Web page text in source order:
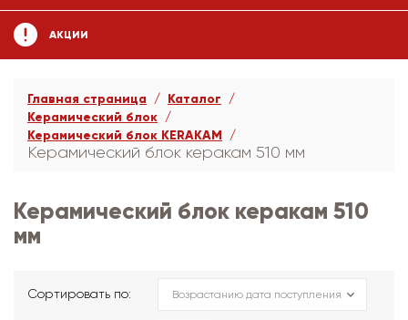
АКЦИИ
Главная страница
Каталог
Керамический блок
Керамический блок KERAKAM
Керамический блок керакам 510 мм
Керамический блок керакам 510
мм
Сортировать по: